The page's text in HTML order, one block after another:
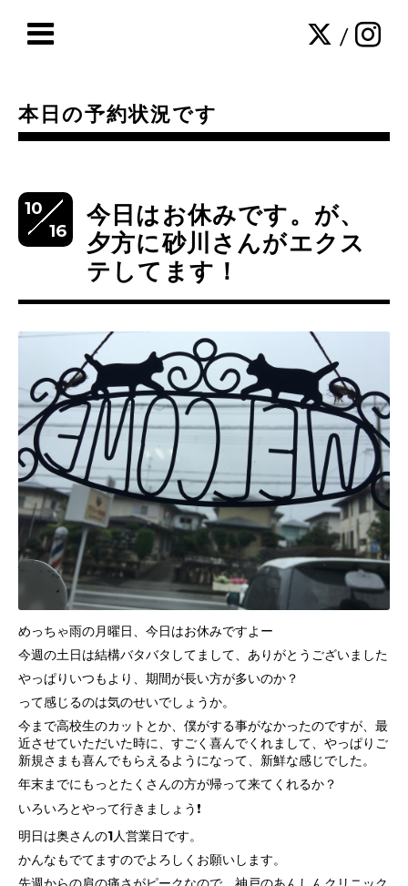
/
本日の予約状況です
10
16
今日はお休みです。が、
夕方に砂川さんがエクス
テしてます！
めっちゃ雨の月曜日、今日はお休みですよー
今週の土日は結構バタバタしてまして、ありがとうございました
やっぱりいつもより、期間が長い方が多いのか？
って感じるのは気のせいでしょうか。
今まで高校生のカットとか、僕がする事がなかったのですが、最
近させていただいた時に、すごく喜んでくれまして、やっぱりご
新規さまも喜んでもらえるようになって、新鮮な感じでした。
年末までにもっとたくさんの方が帰って来てくれるか？
いろいろとやって行きましょう❗️
明日は奥さんの1人営業日です。
かんなもでてますのでよろしくお願いします。